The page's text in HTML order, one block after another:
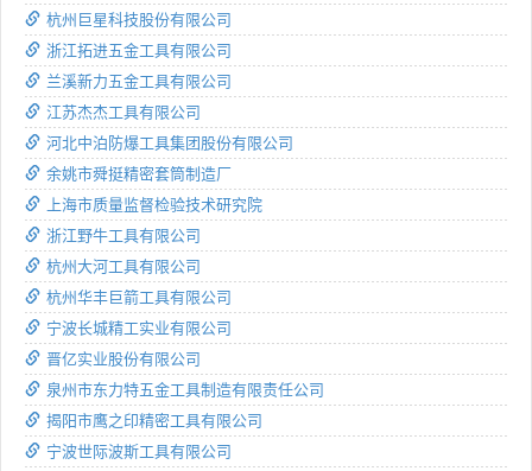
杭州巨星科技股份有限公司
浙江拓进五金工具有限公司
兰溪新力五金工具有限公司
江苏杰杰工具有限公司
河北中泊防爆工具集团股份有限公司
余姚市舜挺精密套筒制造厂
上海市质量监督检验技术研究院
浙江野牛工具有限公司
杭州大河工具有限公司
杭州华丰巨箭工具有限公司
宁波长城精工实业有限公司
晋亿实业股份有限公司
泉州市东力特五金工具制造有限责任公司
揭阳市鹰之印精密工具有限公司
宁波世际波斯工具有限公司